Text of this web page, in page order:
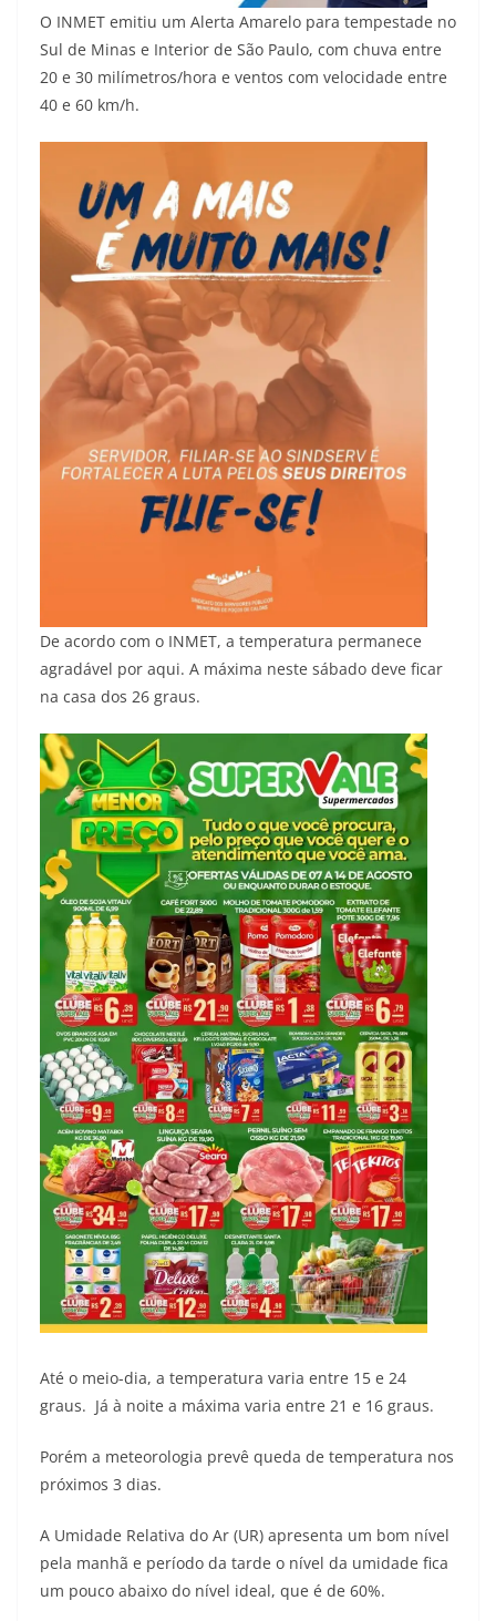
O INMET emitiu um Alerta Amarelo para tempestade no
Sul de Minas e Interior de São Paulo, com chuva entre
20 e 30 milímetros/hora e ventos com velocidade entre
40 e 60 km/h.
De acordo com o INMET, a temperatura permanece
agradável por aqui. A máxima neste sábado deve ficar
na casa dos 26 graus.
Até o meio-dia, a temperatura varia entre 15 e 24
graus. Já à noite a máxima varia entre 21 e 16 graus.
Porém a meteorologia prevê queda de temperatura nos
próximos 3 dias.
A Umidade Relativa do Ar (UR) apresenta um bom nível
pela manhã e período da tarde o nível da umidade fica
um pouco abaixo do nível ideal, que é de 60%.